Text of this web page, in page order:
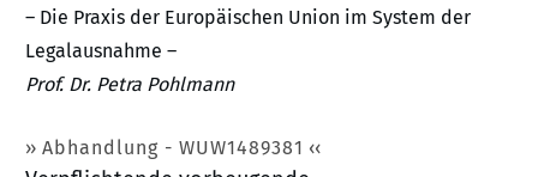
– Die Praxis der Europäischen Union im System der
Legalausnahme –
Prof. Dr. Petra Pohlmann
Abhandlung - WUW1489381